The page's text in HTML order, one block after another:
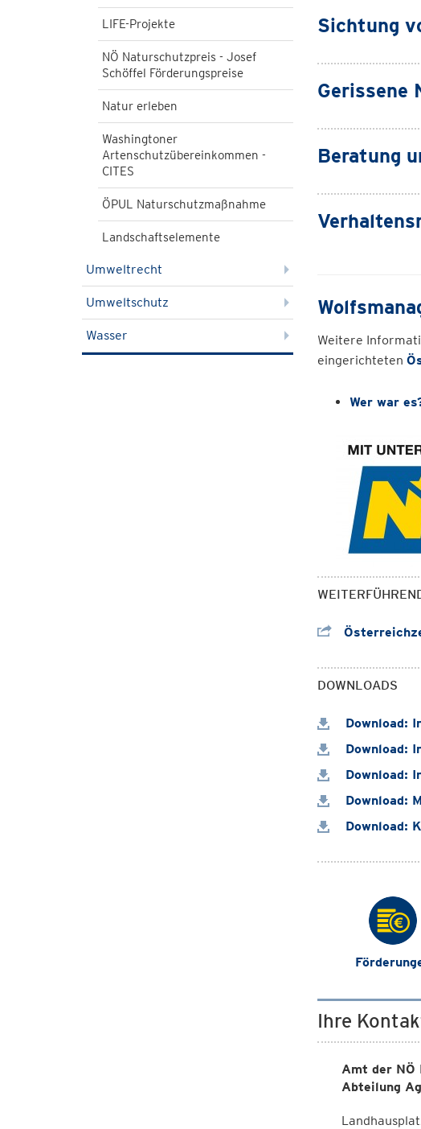
LIFE-Projekte
NÖ Naturschutzpreis - Josef
Schöffel Förderungspreise
Natur erleben
Washingtoner
Artenschutzübereinkommen -
CITES
ÖPUL Naturschutzmaßnahme
Landschaftselemente
Umweltrecht
Umweltschutz
Wasser
Sichtung
Gerissene
Beratung
Weitere
eingerichteten
Wer war
DOWNLOADS
Download:
Download:
Download:
Download:
Download:
Ihre
Amt der NÖ
Abteilung